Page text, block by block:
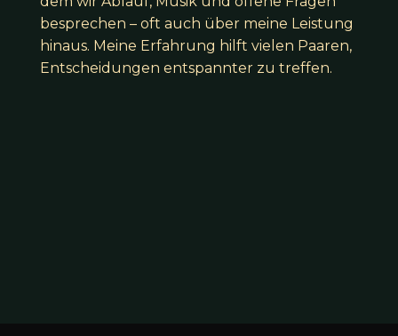
besprechen – oft auch über meine Leistung
hinaus. Meine Erfahrung hilft vielen Paaren,
Entscheidungen entspannter zu treffen.